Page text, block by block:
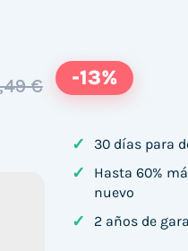
€ -13%
✓ 30 días para
✓
Hasta 60%
nuevo
✓ 2 años de